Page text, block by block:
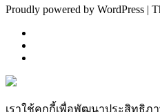
Proudly powered by WordPress |
เราใช้คุกกี้เพื่อพัฒนาประสิทธิภ